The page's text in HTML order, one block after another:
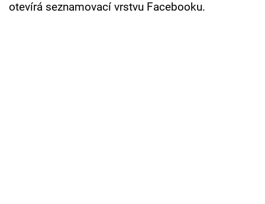
otevírá seznamovací vrstvu Facebooku.